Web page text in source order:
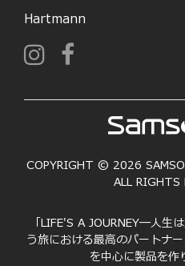
Hartmann
COPYRIGHT © 2026
ALL RIGHTS
「LIFE'S A JOURNEY―人生
う旅における最高のパートナ
を中心に製品を作